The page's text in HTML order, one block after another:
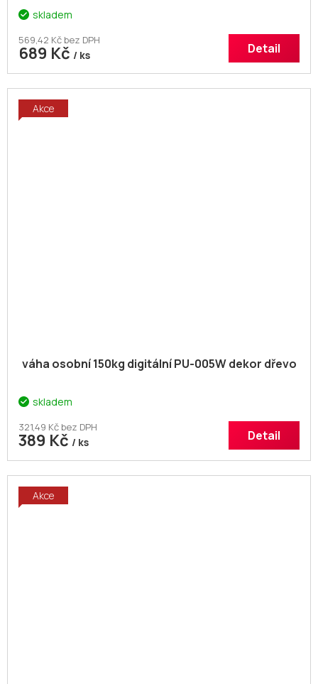
skladem
569,42 Kč bez DPH
689 Kč / ks Detail
Akce
váha osobní 150kg digitální PU-005W dekor dřevo
skladem
321,49 Kč bez DPH
389 Kč / ks Detail
Akce